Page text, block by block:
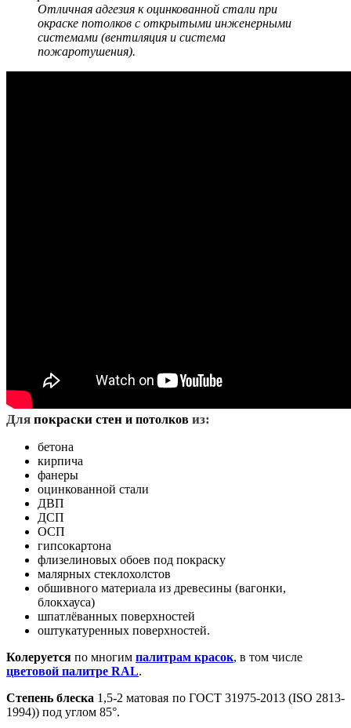
Отличная адгезия к оцинкованной стали при
окраске потолков с открытыми инженерными
системами (вентиляция и система
пожаротушения).
Для покраски стен и потолков из:
бетона
кирпича
фанеры
оцинкованной стали
ДВП
ДСП
ОСП
гипсокартона
флизелиновых обоев под покраску
малярных стеклохолстов
обшивного материала из древесины (вагонки,
блокхауса)
шпатлёванных поверхностей
оштукатуренных поверхностей.
Колеруется по многим палитрам красок, в том числе
цветовой палитре RAL.
Степень блеска 1,5-2 матовая по ГОСТ 31975-2013 (ISO 2813-
1994)) под углом 85°.